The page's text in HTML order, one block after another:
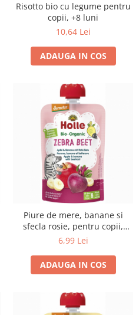
Risotto bio cu legume pentru
copii, +8 luni
10,64 Lei
ADAUGA IN COS
Piure de mere, banane si
sfecla rosie, pentru copii,
+6luni
6,99 Lei
ADAUGA IN COS